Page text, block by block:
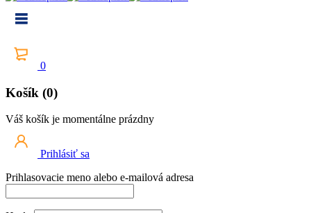
0
Košík (0)
Váš košík je momentálne prázdny
Prihlásiť sa
Prihlasovacie meno alebo e-mailová adresa